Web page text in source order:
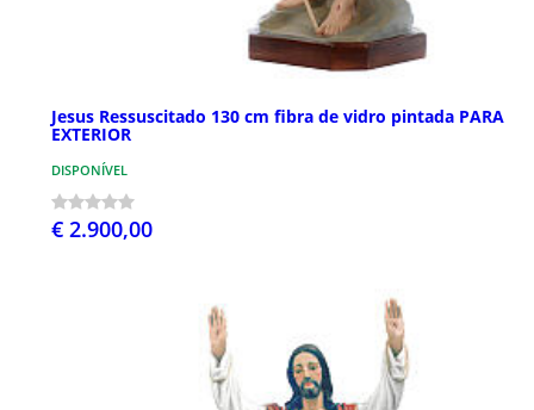
Jesus Ressuscitado 130 cm fibra de vidro pintada PARA
EXTERIOR
DISPONÍVEL
€ 2.900,00